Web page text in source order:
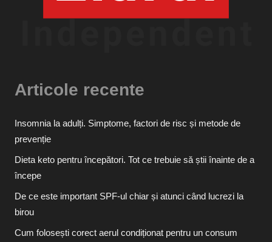
Articole recente
Insomnia la adulți. Simptome, factori de risc și metode de
prevenție
Dieta keto pentru începători. Tot ce trebuie să știi înainte de a
începe
De ce este important SPF-ul chiar și atunci când lucrezi la
birou
Cum folosești corect aerul condiționat pentru un consum